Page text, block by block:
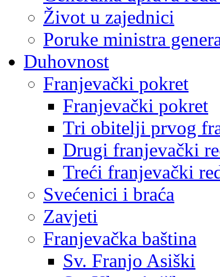
Život u zajednici
Poruke ministra
Duhovnost
Franjevački pokret
Franjevački pokret
Tri obitelji prvog
Drugi franjevački
Treći franjevački
Svećenici i braća
Zavjeti
Franjevačka baština
Sv. Franjo Asiški